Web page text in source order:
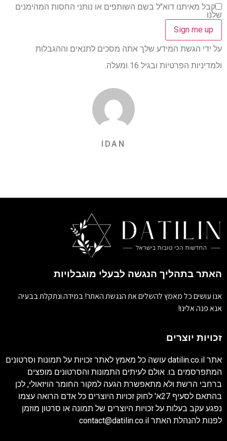
קבל מאיתנו דוא"ל בשם השותפים או נותני החסות המהימנים
שלנו
על ידי הגשת המידע שלך אתה מסכים לתנאים וההגבלות
ולמדיניות הפרטיות ובגיל 16 ומעלה.
IDAN
האתר בתהליך הנגשה לבעלי מוגבלויות
אנו עושים כל מאמץ להשלים את הנגשת האתר! במידה ונתקלת בבעיה
אנא פנה אלינו!
זכויות יוצרים
אתר datilin.co.il עושה כל מאמץ לאתר זכויות על תמונות וסרטונים
המתפרסמים בו. אולם לעיתים התמונות והסרטונים מופצים
ברחבי הרשת ולא מתאפשרת הגעה למקור החומר הויזאולי, לכן
בהתאם לסעיף 27א' לחוק זכויות היוצרים כל אדם הרואה עצמו
נפגע עקב בעלות על זכויות היוצרים של תמונה או סרטון מוזמן
לפנות להנהלת האתר contact@datilin.co.il